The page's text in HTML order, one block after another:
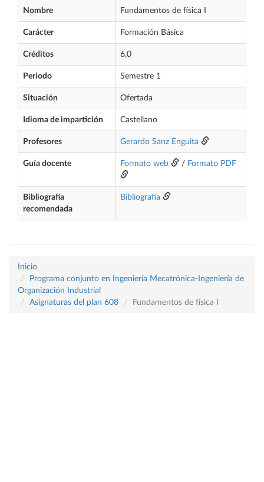
Nombre Fundamentos de física I
Carácter Formación Básica
Créditos 6,0
Periodo Semestre 1
Situación Ofertada
Idioma de impartición Castellano
Profesores Gerardo Sanz Enguita
Guía docente Formato web / Formato PDF
Bibliografía
recomendada
Bibliografía
Inicio
Programa conjunto en Ingeniería Mecatrónica-Ingeniería de
Organización Industrial
Asignaturas del plan 608
Fundamentos de física I